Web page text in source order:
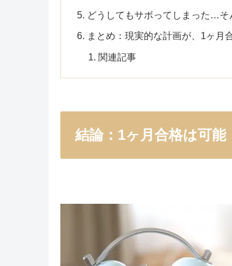
どうしてもサボってしまった…そ
まとめ：現実的な計画が、1ヶ月
関連記事
結論：1ヶ月合格は可